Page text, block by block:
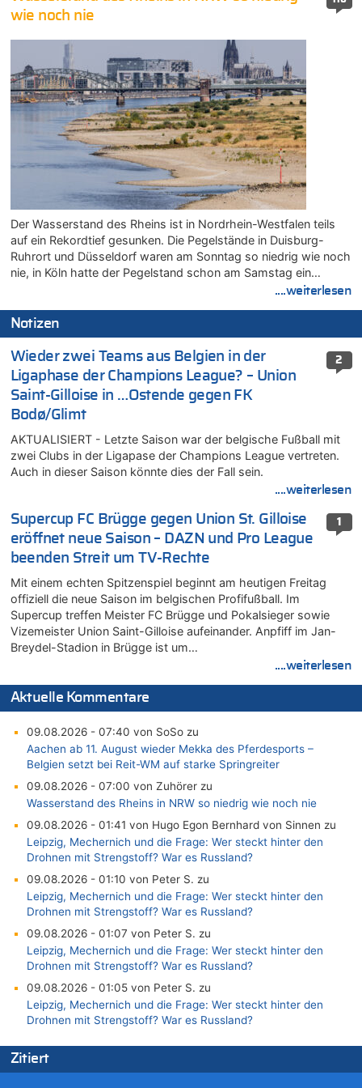
wie noch nie
Der Wasserstand des Rheins ist in Nordrhein-Westfalen teils
auf ein Rekordtief gesunken. Die Pegelstände in Duisburg-
Ruhrort und Düsseldorf waren am Sonntag so niedrig wie noch
nie, in Köln hatte der Pegelstand schon am Samstag ein…
....weiterlesen
Notizen
2
Wieder zwei Teams aus Belgien in der
Ligaphase der Champions League? – Union
Saint-Gilloise in …Ostende gegen FK
Bodø/Glimt
AKTUALISIERT - Letzte Saison war der belgische Fußball mit
zwei Clubs in der Ligapase der Champions League vertreten.
Auch in dieser Saison könnte dies der Fall sein.
....weiterlesen
1
Supercup FC Brügge gegen Union St. Gilloise
eröffnet neue Saison – DAZN und Pro League
beenden Streit um TV-Rechte
Mit einem echten Spitzenspiel beginnt am heutigen Freitag
offiziell die neue Saison im belgischen Profifußball. Im
Supercup treffen Meister FC Brügge und Pokalsieger sowie
Vizemeister Union Saint-Gilloise aufeinander. Anpfiff im Jan-
Breydel-Stadion in Brügge ist um…
....weiterlesen
Aktuelle Kommentare
09.08.2026 - 07:40 von SoSo zu
Aachen ab 11. August wieder Mekka des Pferdesports –
Belgien setzt bei Reit-WM auf starke Springreiter
09.08.2026 - 07:00 von Zuhörer zu
Wasserstand des Rheins in NRW so niedrig wie noch nie
09.08.2026 - 01:41 von Hugo Egon Bernhard von Sinnen zu
Leipzig, Mechernich und die Frage: Wer steckt hinter den
Drohnen mit Strengstoff? War es Russland?
09.08.2026 - 01:10 von Peter S. zu
Leipzig, Mechernich und die Frage: Wer steckt hinter den
Drohnen mit Strengstoff? War es Russland?
09.08.2026 - 01:07 von Peter S. zu
Leipzig, Mechernich und die Frage: Wer steckt hinter den
Drohnen mit Strengstoff? War es Russland?
09.08.2026 - 01:05 von Peter S. zu
Leipzig, Mechernich und die Frage: Wer steckt hinter den
Drohnen mit Strengstoff? War es Russland?
Zweite Hitzewelle in diesem Sommer ist jetzt amtlich
Zitiert